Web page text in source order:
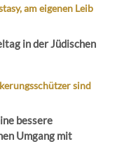
am eigenen Leib
in der Jüdischen
sind
bessere
Umgang mit